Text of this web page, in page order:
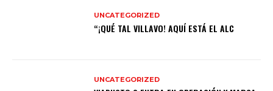
UNCATEGORIZED
“¡QUÉ TAL VILLAVO! AQUÍ ESTÁ EL ALC
UNCATEGORIZED